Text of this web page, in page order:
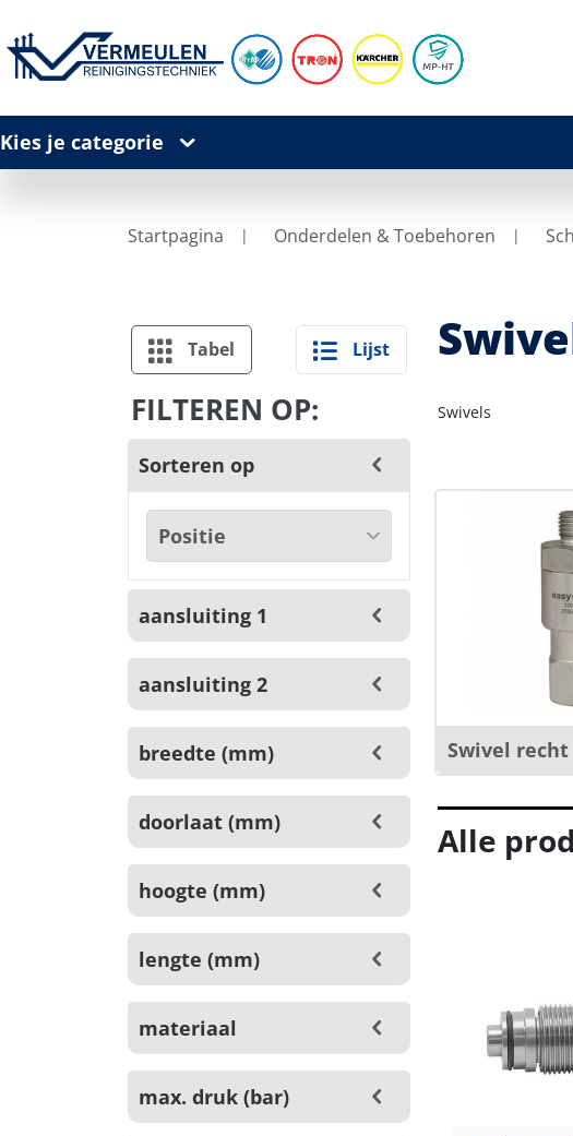
Kies je categorie
Startpagina Onderdelen & Toebehoren
Tabel Lijst
FILTEREN OP:
Sorteren op
aansluiting 1
aansluiting 2
breedte (mm)
doorlaat (mm)
hoogte (mm)
lengte (mm)
materiaal
max. druk (bar)
Swivels
Swivel recht
Alle